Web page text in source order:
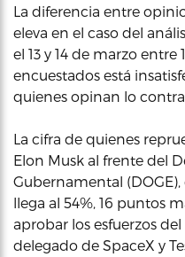
La diferencia entre
eleva en el caso del
el 13 y 14 de marzo entre
encuestados está
quienes opinan lo
La cifra de quienes
Elon Musk al frente del
Gubernamental
llega al 54%, 16 puntos
aprobar los esfuerzos
delegado de SpaceX y